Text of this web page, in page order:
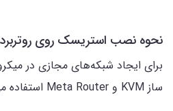
نحوه نصب استریسک روی روتربرد
برای ایجاد شبکه‌های مجازی در
ساز KVM و Meta Router استفاده می‌شود.